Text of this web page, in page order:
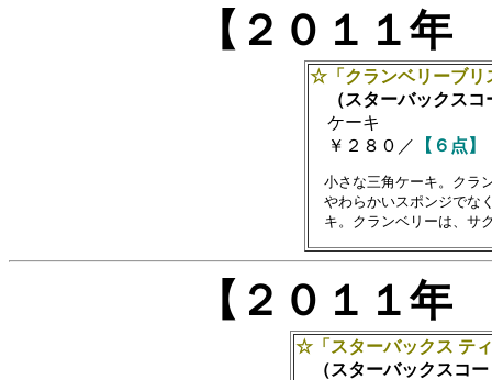
【２０１１
☆「クランベリーブリ
（スターバックスコ
ケーキ
￥２８０／
【６点】
小さな三角ケーキ。クラ
やわらかいスポンジでな
【２０１１
☆「スターバックス テ
（スターバックスコー